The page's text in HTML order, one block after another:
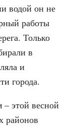
водой он не
работы
Только
в
и
города.
– этой весной
районов